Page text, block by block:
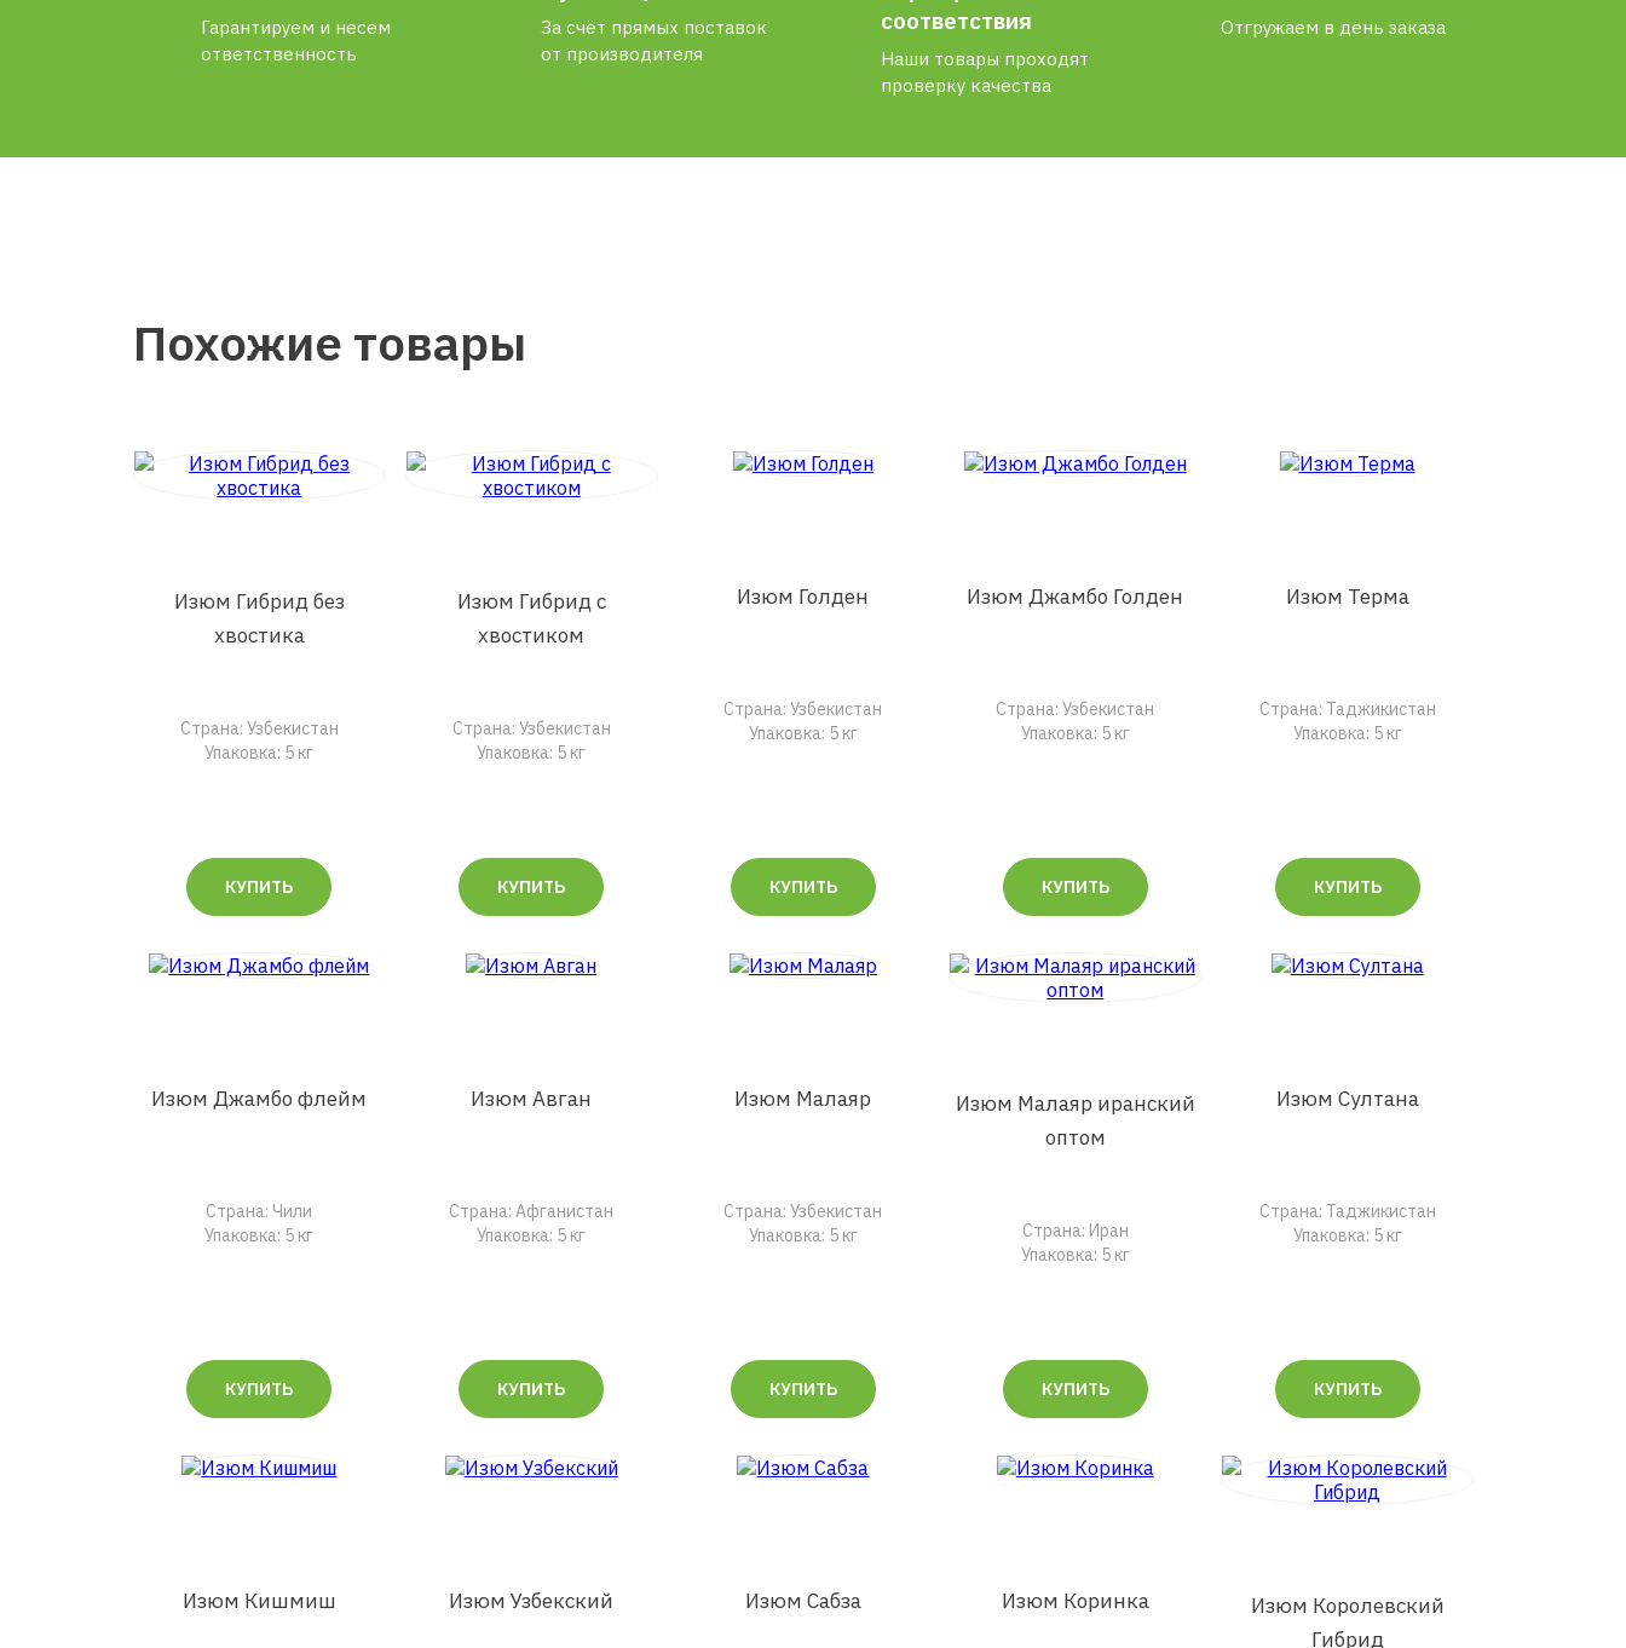
Гарантируем и несем
ответственность
За счёт прямых поставок
от производителя
соответствия
Наши товары проходят
проверку качества
Отгружаем в день заказа
Похожие товары
Изюм Гибрид без
хвостика
Страна: Узбекистан
Упаковка: 5 кг
КУПИТЬ
Изюм Гибрид с
хвостиком
Страна: Узбекистан
Упаковка: 5 кг
КУПИТЬ
Изюм Голден
Страна: Узбекистан
Упаковка: 5 кг
КУПИТЬ
Изюм Джамбо Голден
Страна: Узбекистан
Упаковка: 5 кг
КУПИТЬ
Изюм Терма
Страна: Таджикистан
Упаковка: 5 кг
КУПИТЬ
Изюм Джамбо флейм
Страна: Чили
Упаковка: 5 кг
КУПИТЬ
Изюм Авган
Страна: Афганистан
Упаковка: 5 кг
КУПИТЬ
Изюм Малаяр
Страна: Узбекистан
Упаковка: 5 кг
КУПИТЬ
Изюм Малаяр иранский
оптом
Страна: Иран
Упаковка: 5 кг
КУПИТЬ
Изюм Султана
Страна: Таджикистан
Упаковка: 5 кг
КУПИТЬ
Изюм Кишмиш Изюм Узбекский Изюм Сабза Изюм Коринка
Изюм Королевский
Гибрид